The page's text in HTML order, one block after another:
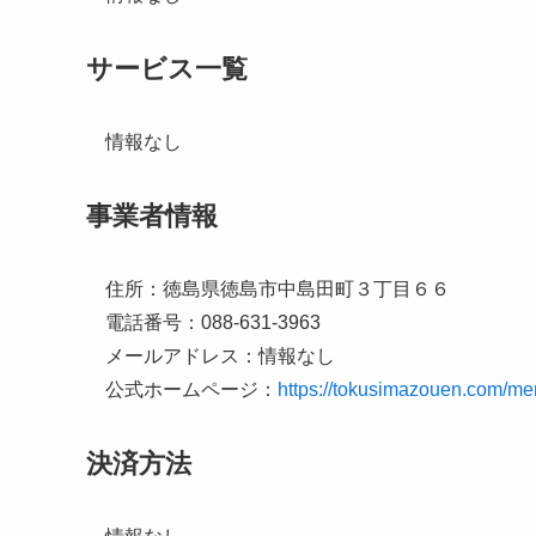
サービス一覧
情報なし
事業者情報
住所：徳島県徳島市中島田町３丁目６６
電話番号：088-631-3963
メールアドレス：情報なし
公式ホームページ： https://tokusimazouen.com/
決済方法